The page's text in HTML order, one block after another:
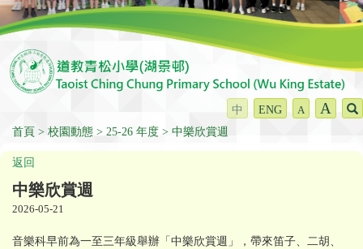
中 ENG A A
首頁 校園動態 25-26 年度 中樂欣賞週
返回
中樂欣賞週
2026-05-21
音樂科早前為一至三年級舉辦「中樂欣賞週」，帶來笛子、二胡、